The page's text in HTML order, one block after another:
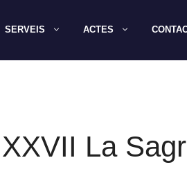
SERVEIS ACTES
La